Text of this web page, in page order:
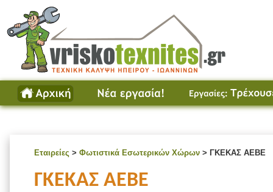
Εταιρείες > Φωτιστικά Εσωτερικών Χώρων > ΓΚΕΚΑΣ ΑΕΒΕ
ΓΚΕΚΑΣ ΑΕΒΕ